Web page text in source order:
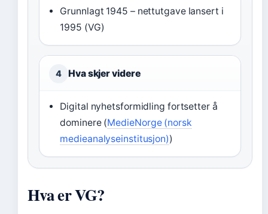
Grunnlagt 1945 – nettutgave lansert i
1995 (VG)
4 Hva skjer videre
Digital nyhetsformidling fortsetter å
dominere (MedieNorge (norsk
medieanalyseinstitusjon))
Hva er VG?